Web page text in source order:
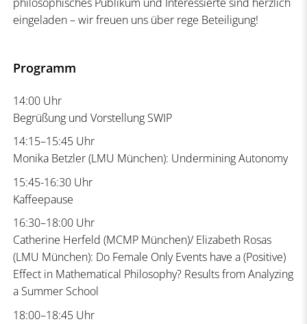
philosophisches Publikum und Interessierte sind herzlich
eingeladen – wir freuen uns über rege Beteiligung!
Programm
14:00 Uhr
Begrüßung und Vorstellung SWIP
14:15–15:45 Uhr
Monika Betzler (LMU München): Undermining Autonomy
15:45-16:30 Uhr
Kaffeepause
16:30–18:00 Uhr
Catherine Herfeld (MCMP München)/ Elizabeth Rosas
(LMU München): Do Female Only Events have a (Positive)
Effect in Mathematical Philosophy? Results from Analyzing
a Summer School
18:00–18:45 Uhr